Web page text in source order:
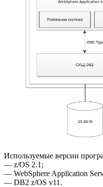
Используемые версии
— z/OS 2.1;
— WebSphere Application
— DB2 z/OS v11.